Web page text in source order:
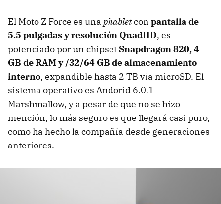
El Moto Z Force es una phabletcon pantalla de
5.5 pulgadas y resolución QuadHD, es
potenciado por un chipset Snapdragon 820, 4
GB de RAM y /32/64 GB de almacenamiento
interno, expandible hasta 2 TB vía microSD. El
sistema operativo es Andorid 6.0.1
Marshmallow, y a pesar de que no se hizo
mención, lo más seguro es que llegará casi puro,
como ha hecho la compañía desde generaciones
anteriores.